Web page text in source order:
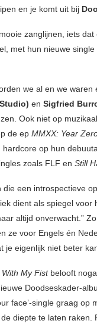
en je komt uit bij
zanglijnen, iets
met hun nieuwe single
we al en we waren
en Sigfried
Ook niet op
de ep MMXX: Year
op hun
zoals FLF en Still
een introspectieve
dient als spiegel
altijd onverwacht.”
ze voor Engels én
je eigenlijk niet beter
With My Fist belooft
Doodseskader-
face’-single graag
diepte te laten raken.